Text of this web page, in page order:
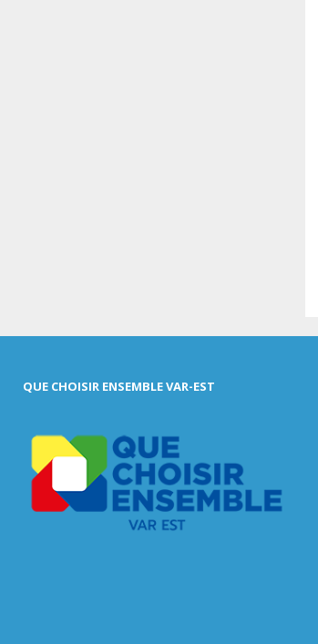
QUE CHOISIR ENSEMBLE VAR-EST